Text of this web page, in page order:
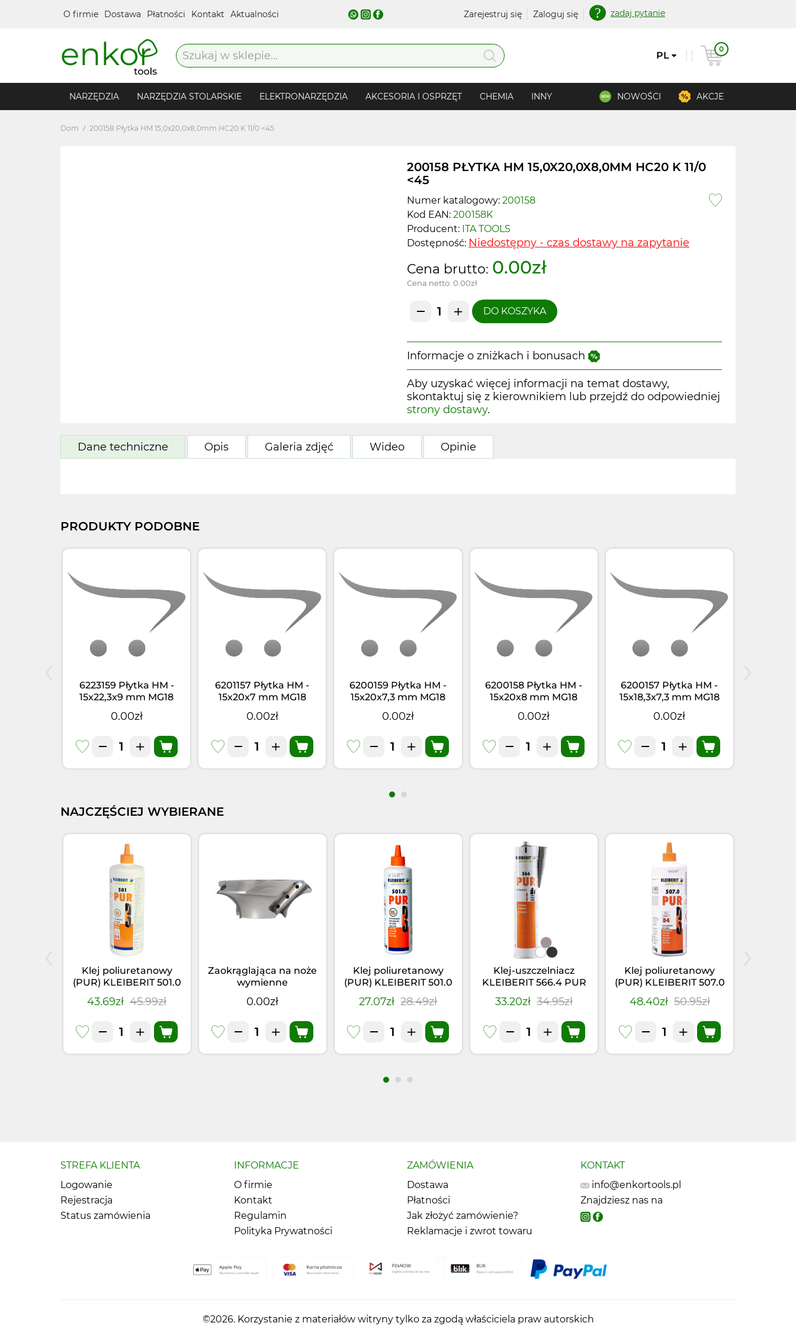
O firmie Dostawa Płatności Kontakt Aktualności Zarejestruj się Zaloguj się zadaj pytanie
PL
0
NARZĘDZIA NARZĘDZIA STOLARSKIE ELEKTRONARZĘDZIA AKCESORIA I OSPRZĘT CHEMIA INNY NOWOŚCI AKCJE
Dom 200158 Płytka HM 15,0x20,0x8,0mm HC20 K 11/0 <45
200158 PŁYTKA HM 15,0X20,0X8,0MM HC20 K 11/0
<45
Numer katalogowy: 200158
Kod EAN: 200158K
Producent: ITA TOOLS
Dostępność: Niedostępny - czas dostawy na zapytanie
Cena brutto: 0.00zł
Cena netto: 0.00zł
DO KOSZYKA
Informacje o zniżkach i bonusach
Aby uzyskać więcej informacji na temat dostawy,
skontaktuj się z kierownikiem lub przejdź do odpowiedniej
strony dostawy.
Dane techniczne Opis Galeria zdjęć Wideo Opinie
PRODUKTY PODOBNE
6223159 Płytka HM -
15x22,3x9 mm MG18
0.00zł
6201157 Płytka HM -
15x20x7 mm MG18
0.00zł
6200159 Płytka HM -
15x20x7,3 mm MG18
0.00zł
6200158 Płytka HM -
15x20x8 mm MG18
0.00zł
6200157 Płytka HM -
15x18,3x7,3 mm MG18
0.00zł
NAJCZĘŚCIEJ WYBIERANE
Klej poliuretanowy
(PUR) KLEIBERIT 501.0
(1kg)
43.69zł 45.99zł
Zaokrąglająca na noże
wymienne
0.00zł
Klej poliuretanowy
(PUR) KLEIBERIT 501.0
(0,5kg)
27.07zł 28.49zł
Klej-uszczelniacz
KLEIBERIT 566.4 PUR
Czarny (0,355kg)
33.20zł 34.95zł
Klej poliuretanowy
(PUR) KLEIBERIT 507.0
(1kg)
48.40zł 50.95zł
STREFA KLIENTA
Logowanie
Rejestracja
Status zamówienia
INFORMACJE
O firmie
Kontakt
Regulamin
Polityka Prywatności
ZAMÓWIENIA
Dostawa
Płatności
Jak złożyć zamówienie?
Reklamacje i zwrot towaru
KONTAKT
info@enkortools.pl
Znajdziesz nas na
©2026. Korzystanie z materiałów witryny tylko za zgodą właściciela praw autorskich